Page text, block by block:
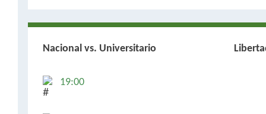
Nacional vs. Universitario
19:00